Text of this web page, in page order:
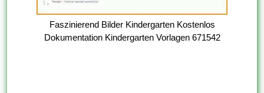
Faszinierend Bilder Kindergarten Kostenlos
Dokumentation Kindergarten Vorlagen 671542